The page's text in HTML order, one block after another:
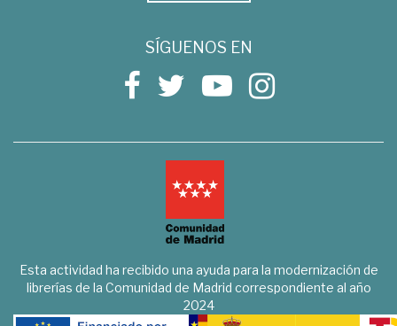
SÍGUENOS EN
Esta actividad ha recibido una ayuda para la modernización de
librerías de la Comunidad de Madrid correspondiente al año
2024